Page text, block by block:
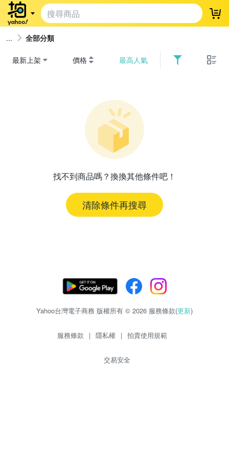
登
全部分類
最新上架 價格 最高人氣
找不到商品嗎？換換其他條件吧！
清除條件再搜尋
Yahoo台灣電子商務 版權所有 © 2026 服務條款(更新)
服務條款 | 隱私權 | 拍賣使用規範
交易安全